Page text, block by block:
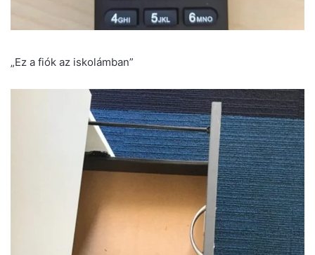
„Ez a fiók az iskolámban”